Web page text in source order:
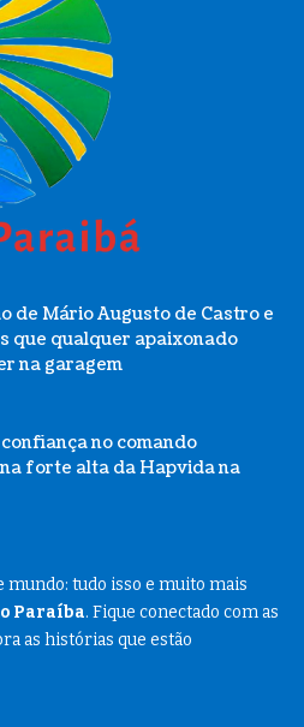
de Mário Augusto de Castro e
que qualquer apaixonado
na garagem
no comando
forte alta da Hapvida na
mundo: tudo isso e muito mais
Paraíba. Fique conectado com as
as histórias que estão